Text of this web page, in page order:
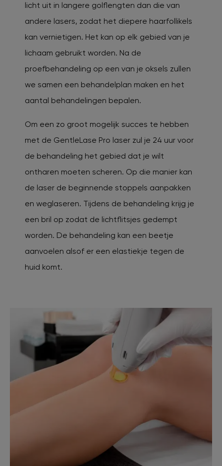
licht uit in langere golflengten dan die van
andere lasers, zodat het diepere haarfollikels
kan vernietigen. Het kan op elk gebied van je
lichaam gebruikt worden. Na de
proefbehandeling op een van je oksels zullen
we samen een behandelplan maken en het
aantal behandelingen bepalen.
Om een zo groot mogelijk succes te hebben
met de GentleLase Pro laser zul je 24 uur voor
de behandeling het gebied dat je wilt
ontharen moeten scheren. Op die manier kan
de laser de beginnende stoppels aanpakken
en weglaseren. Tijdens de behandeling krijg je
een bril op zodat de lichtflitsjes gedempt
worden. De behandeling kan een beetje
aanvoelen alsof er een elastiekje tegen de
huid komt.